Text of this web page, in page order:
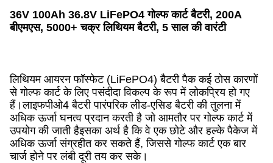
36V 100Ah 36.8V LiFePO4 गोल्फ कार्ट बैटरी, 200A
बीएमएस, 5000+ चक्र लिथियम बैटरी, 5 साल की वारंटी
लिथियम आयरन फॉस्फेट (LiFePO4) बैटरी पैक कई ठोस कारणों
से गोल्फ कार्ट के लिए पसंदीदा विकल्प के रूप में लोकप्रिय हो गए
हैं।लाइफपीओ4 बैटरी पारंपरिक लीड-एसिड बैटरी की तुलना में
अधिक ऊर्जा घनत्व प्रदान करती है जो आमतौर पर गोल्फ कार्ट में
उपयोग की जाती हैइसका अर्थ है कि वे एक छोटे और हल्के पैकेज में
अधिक ऊर्जा संग्रहीत कर सकते हैं, जिससे गोल्फ कार्ट एक बार
चार्ज होने पर लंबी दूरी तय कर सके।